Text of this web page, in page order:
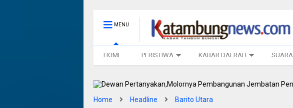
MENU
HOME PERISTIWA KABAR DAERAH
Home Headline Barito Utara